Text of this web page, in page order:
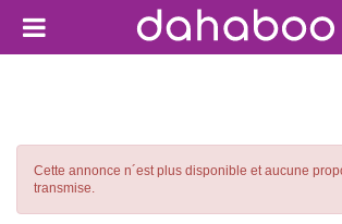
Cette annonce n´est plus disponible et aucune
transmise.